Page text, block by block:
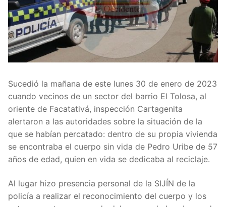
Sucedió la mañana de este lunes 30 de enero de 2023
cuando vecinos de un sector del barrio El Tolosa, al
oriente de Facatativá, inspección Cartagenita
alertaron a las autoridades sobre la situación de la
que se habían percatado: dentro de su propia vivienda
se encontraba el cuerpo sin vida de Pedro Uribe de 57
años de edad, quien en vida se dedicaba al reciclaje.
Al lugar hizo presencia personal de la SIJÍN de la
policía a realizar el reconocimiento del cuerpo y los